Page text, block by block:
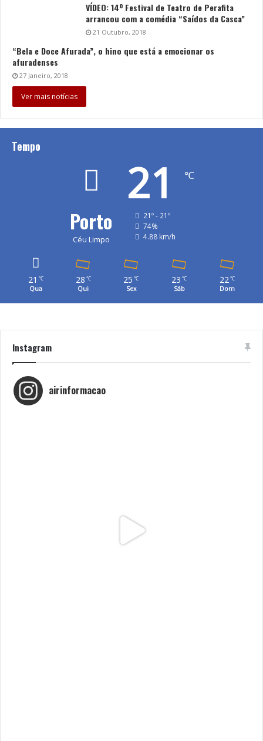
VÍDEO: 14º Festival de Teatro de Perafita
arrancou com a comédia “Saídos da Casca”
21 Outubro, 2018
“Bela e Doce Afurada”, o hino que está a emocionar os
afuradenses
27 Janeiro, 2018
Ver mais notícias
Tempo
Porto
Céu Limpo
21 ℃
21º - 21º
74%
4.88 km/h
21 ℃
Qua
28 ℃
Qui
25 ℃
Sex
23 ℃
Sáb
22℃
Dom
Instagram
airinformacao